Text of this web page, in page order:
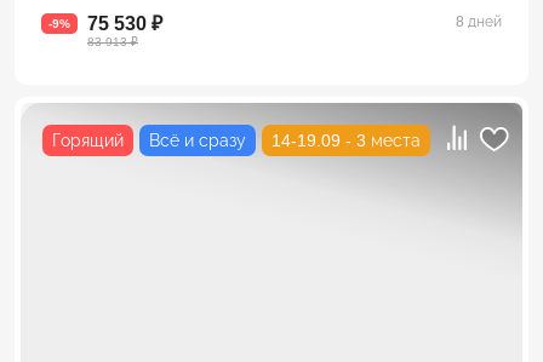
-9% 75 530 ₽
83 913 ₽
8 дней
Горящий Всё и сразу 14-19.09 - 3 места